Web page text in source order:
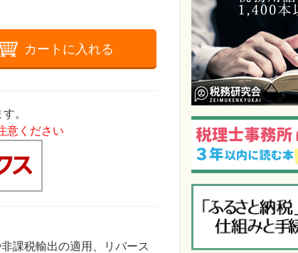
カートに入れる
。
意ください
課税輸出の適用、リバース